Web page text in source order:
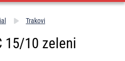
Trakovi
15/10 zeleni